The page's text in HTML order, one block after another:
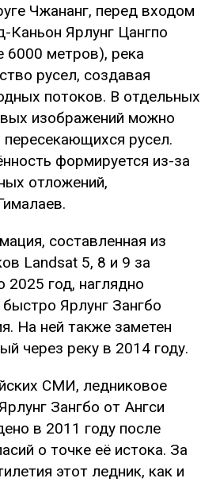
Чжананг, перед входом
Каньон Ярлунг Цангпо
6000 метров), река
русел, создавая
потоков. В отдельных
изображений можно
русел.
формируется из-за
отложений,
составленная из
Landsat 5, 8 и 9 за
2025 год, наглядно
Ярлунг Зангбо
На ней также заметен
через реку в 2014 году.
СМИ, ледниковое
Зангбо от Ангси
в 2011 году после
о точке её истока. За
этот ледник, как и